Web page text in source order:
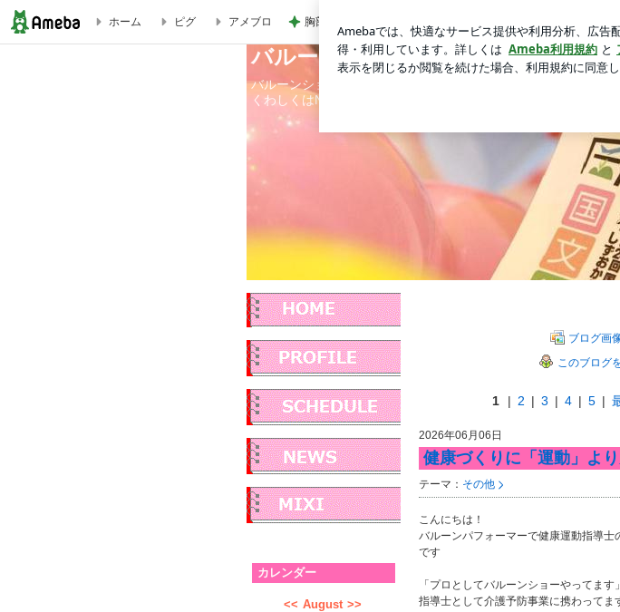
バルーンパフォーマーともちゃん。のえがおのまほう
ホーム ピグ アメブロ 胸部のはずが腰に見えるレントゲン
バルーンパフォーマーともちゃん。
バルーンショーは、カラフルな風船とキラキラなえがお、バブ
くわしくはNEJIRINエンタープライズまでお問い合わせください
カレンダー
<< August >>
ブログ画
このブログ
1 | 2 | 3 | 4 | 5 |
2026年06月06日
健康づくりに「運動」よ
テーマ： その他
こんにちは！
バルーンパフォーマーで健康運動指導士
です
「プロとしてバルーンショーやってま
指導士として介護予防事業に携わってま